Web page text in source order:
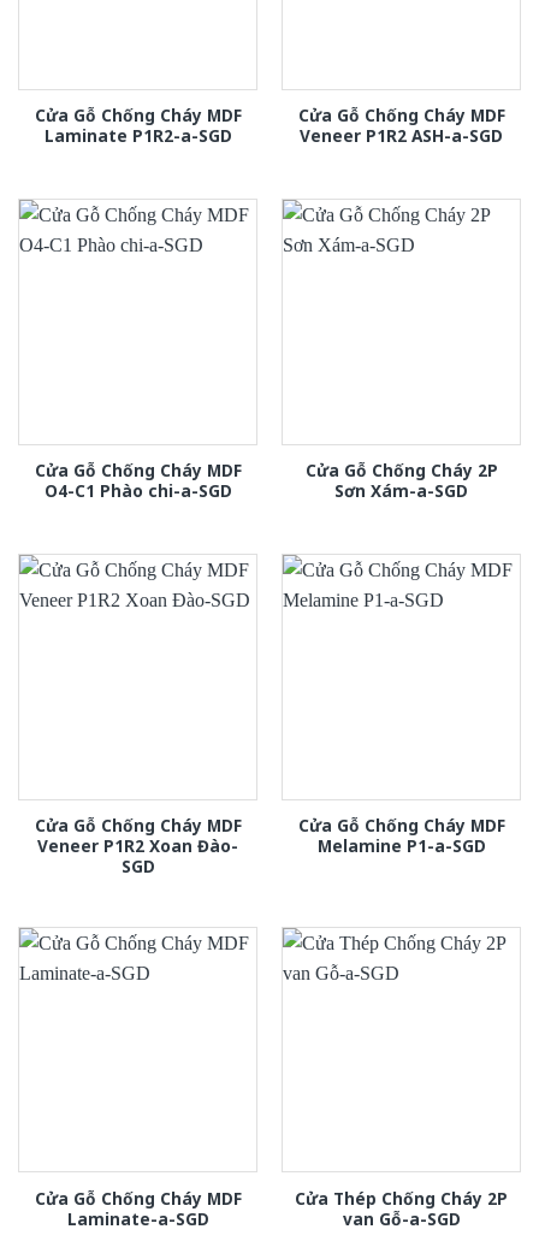
Cửa Gỗ Chống Cháy MDF
Laminate P1R2-a-SGD
Cửa Gỗ Chống Cháy MDF
Veneer P1R2 ASH-a-SGD
Cửa Gỗ Chống Cháy MDF
O4-C1 Phào chi-a-SGD
Cửa Gỗ Chống Cháy 2P
Sơn Xám-a-SGD
Cửa Gỗ Chống Cháy MDF
Veneer P1R2 Xoan Đào-
SGD
Cửa Gỗ Chống Cháy MDF
Melamine P1-a-SGD
Cửa Gỗ Chống Cháy MDF
Laminate-a-SGD
Cửa Thép Chống Cháy 2P
van Gỗ-a-SGD